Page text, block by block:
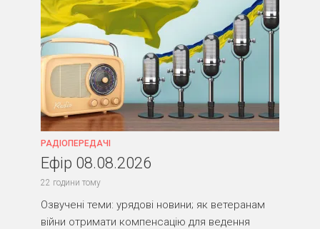
РАДІОПЕРЕДАЧІ
Ефір 08.08.2026
22 години тому
Озвучені теми: урядові новини; як ветеранам
війни отримати компенсацію для ведення